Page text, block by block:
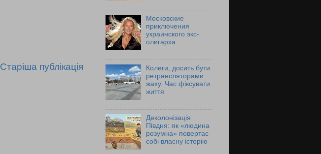
Старіша публікація
Московские
приключения
украинского экс-
олигарха
Колеги, досить бути
ретрансляторами
жаху. Час фіксувати
життя
Деколонізація
Півдня: як «людина
розумна» повертає
собі власну історію